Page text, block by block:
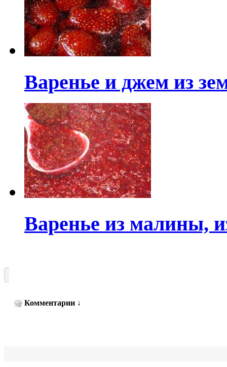
Варенье и джем из
Варенье из малины,
Комментарии ↓